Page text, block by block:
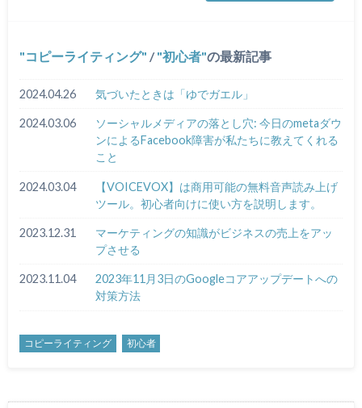
コピーライティング / 初心者 の最新記事
2024.04.26 気づいたときは「ゆでガエル」
2024.03.06
ソーシャルメディアの落とし穴: 今日のmetaダウ
ンによるFacebook障害が私たちに教えてくれる
こと
2024.03.04
【VOICEVOX】は商用可能の無料音声読み上げ
ツール。初心者向けに使い方を説明します。
2023.12.31
マーケティングの知識がビジネスの売上をアッ
プさせる
2023.11.04
2023年11月3日のGoogleコアアップデートへの
対策方法
コピーライティング 初心者